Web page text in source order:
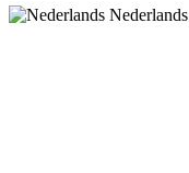
Nederlands